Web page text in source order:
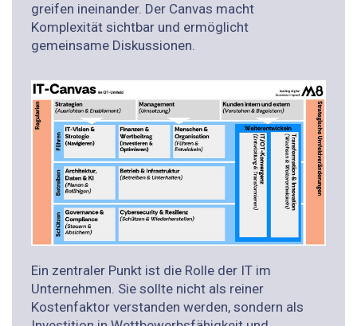
greifen ineinander. Der Canvas macht
Komplexität sichtbar und ermöglicht
gemeinsame Diskussionen.
Ein zentraler Punkt ist die Rolle der IT im
Unternehmen. Sie sollte nicht als reiner
Kostenfaktor verstanden werden, sondern als